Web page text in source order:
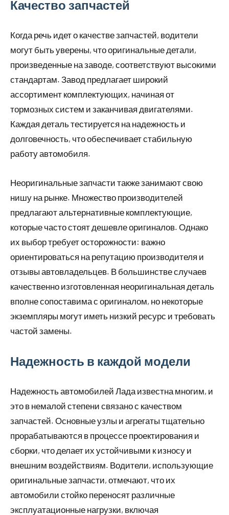
Качество запчастей
Когда речь идет о качестве запчастей, водители
могут быть уверены, что оригинальные детали,
произведенные на заводе, соответствуют высокими
стандартам. Завод предлагает широкий
ассортимент комплектующих, начиная от
тормозных систем и заканчивая двигателями.
Каждая деталь тестируется на надежность и
долговечность, что обеспечивает стабильную
работу автомобиля.
Неоригинальные запчасти также занимают свою
нишу на рынке. Множество производителей
предлагают альтернативные комплектующие,
которые часто стоят дешевле оригиналов. Однако
их выбор требует осторожности: важно
ориентироваться на репутацию производителя и
отзывы автовладельцев. В большинстве случаев
качественно изготовленная неоригинальная деталь
вполне сопоставима с оригиналом, но некоторые
экземпляры могут иметь низкий ресурс и требовать
частой замены.
Надежность в каждой модели
Надежность автомобилей Лада известна многим, и
это в немалой степени связано с качеством
запчастей. Основные узлы и агрегаты тщательно
прорабатываются в процессе проектирования и
сборки, что делает их устойчивыми к износу и
внешним воздействиям. Водители, использующие
оригинальные запчасти, отмечают, что их
автомобили стойко переносят различные
эксплуатационные нагрузки, включая